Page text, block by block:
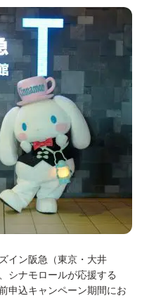
イン阪急（東京・大井
シナモロールが応援する
申込キャンペーン期間にお